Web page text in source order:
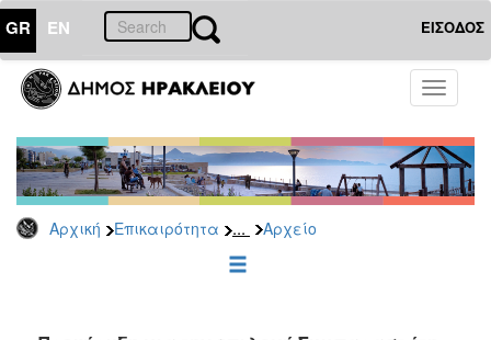
GR EN ΕΙΣΟΔΟΣ
Toggle
Αρχική Επικαιρότητα ... Αρχείο
ΕΠΙΚΑΙΡΟΤΗΤΑ
Αρχείο
2026
2025